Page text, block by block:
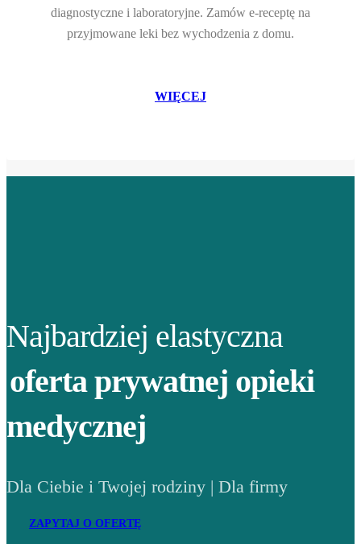
diagnostyczne i laboratoryjne. Zamów e-receptę na
przyjmowane leki bez wychodzenia z domu.
WIĘCEJ
Najbardziej elastyczna
oferta prywatnej opieki
medycznej
Dla Ciebie i Twojej rodziny | Dla firmy
ZAPYTAJ O OFERTĘ